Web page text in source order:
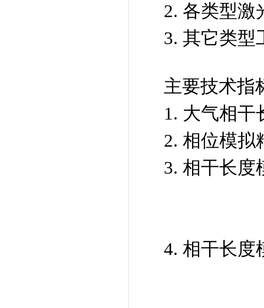
2. 各类型激
3. 其它类型
主要技术指
1. 大气相干
2. 相位模拟
3. 相干长度
4. 相干长度